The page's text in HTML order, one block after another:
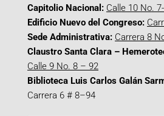
Capitolio Nacional: Calle 10 No.
Edificio Nuevo del Congreso:
Sede Administrativa: Carrera 8
Claustro Santa Clara –
Calle 9 No. 8 – 92
Biblioteca Luis Carlos Galán
Carrera 6 # 8–94